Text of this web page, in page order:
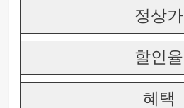
정상가
할인율
혜택